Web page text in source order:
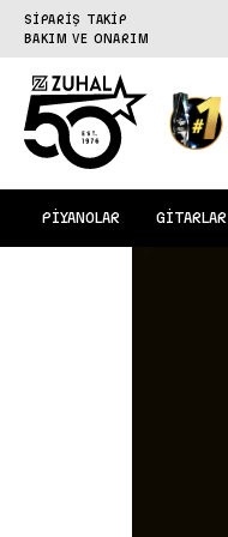
SİPARİŞ TAKİP
BAKIM VE ONARIM
PİYANOLAR GİTARLAR